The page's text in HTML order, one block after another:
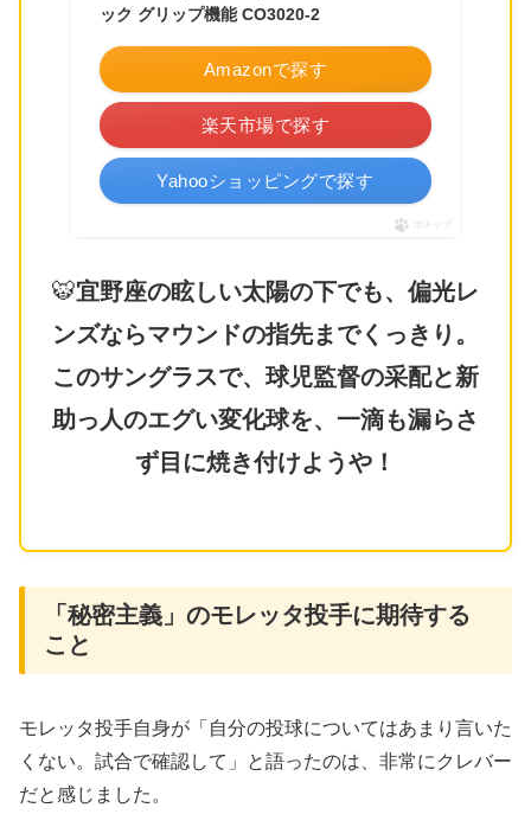
ック グリップ機能 CO3020-2
Amazonで探す
楽天市場で探す
Yahooショッピングで探す
ポチップ
🐯宜野座の眩しい太陽の下でも、偏光レ
ンズならマウンドの指先までくっきり。
このサングラスで、球児監督の采配と新
助っ人のエグい変化球を、一滴も漏らさ
ず目に焼き付けようや！
​「秘密主義」のモレッタ投手に期待する
こと
​モレッタ投手自身が「自分の投球についてはあまり言いた
くない。試合で確認して」と語ったのは、非常にクレバー
だと感じました。